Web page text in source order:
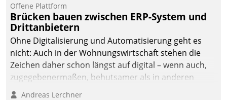
Offene Plattform
Brücken bauen zwischen ERP-System und
Drittanbietern
Ohne Digitalisierung und Automatisierung geht es
nicht: Auch in der Wohnungswirtschaft stehen die
Zeichen daher schon längst auf digital – wenn auch,
zugegebenermaßen, behutsamer als in anderen
Branchen.
Andreas Lerchner